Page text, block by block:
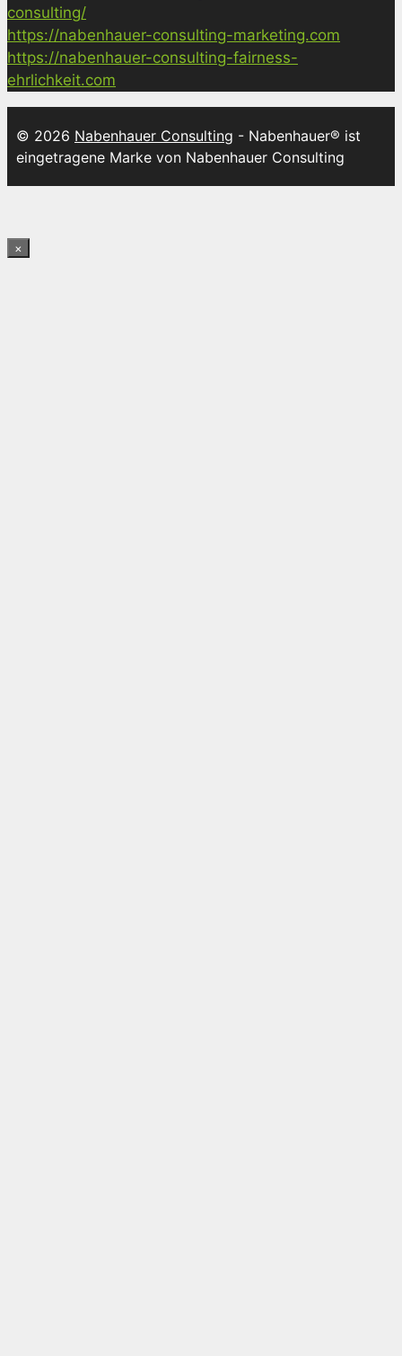
consulting/
https://nabenhauer-consulting-marketing.com
https://nabenhauer-consulting-fairness-
ehrlichkeit.com
© 2026 Nabenhauer Consulting - Nabenhauer® ist
eingetragene Marke von Nabenhauer Consulting
×